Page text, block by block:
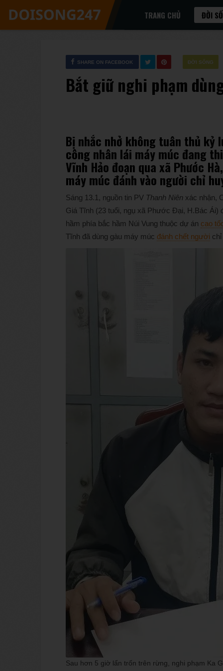
TRANG CHỦ ĐỜI
ĐỜI SỐNG
SHARE ON FACEBOOK
Bắt giữ nghi phạm
Bị nhắc nhở không tuân thủ kỷ
công nhân lái máy múc đang
Vĩnh Hảo đoạn qua xã Phước
máy múc đánh vào người chỉ
Sáng 13.1, nguồn tin PV Thanh Niên xác nhận,
Giá Tĩnh (23 tuổi, ngụ xã Phước Đại, H.Bác Ái)
hầm phía bắc hầm Núi Vung thuộc dự án cao
Tĩnh đã dùng gàu máy múc đánh chết người
Sau hơn 5 giờ lẩn trốn trên rừng, nghi phạm Ka